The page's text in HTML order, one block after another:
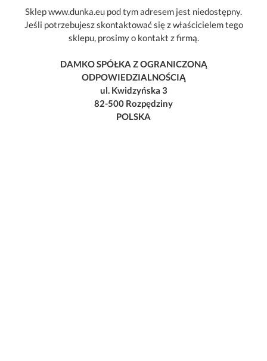
Sklep www.dunka.eu pod tym adresem jest niedostępny.
Jeśli potrzebujesz skontaktować się z właścicielem tego
sklepu, prosimy o kontakt z firmą.
DAMKO SPÓŁKA Z OGRANICZONĄ
ODPOWIEDZIALNOŚCIĄ
ul. Kwidzyńska 3
82-500 Rozpędziny
POLSKA